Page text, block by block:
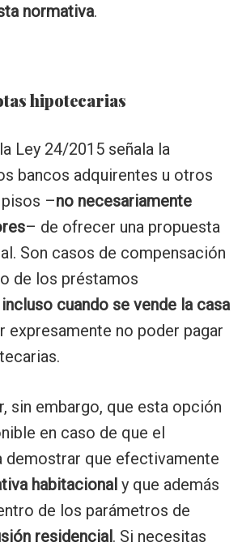
normativa.
hipotecarias
Ley 24/2015 señala la
bancos adquirentes u otros
–no necesariamente
– de ofrecer una propuesta
Son casos de compensación
de los préstamos
incluso cuando se vende la casa
expresamente no poder pagar
sin embargo, que esta opción
en caso de que el
demostrar que efectivamente
habitacional y que además
de los parámetros de
residencial. Si necesitas